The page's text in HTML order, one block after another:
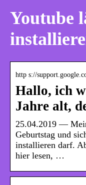
Youtube
http s://
Hallo, ich
Jahre alt,
25.04.2019 —
Geburtstag und
installieren darf.
hier lesen, …